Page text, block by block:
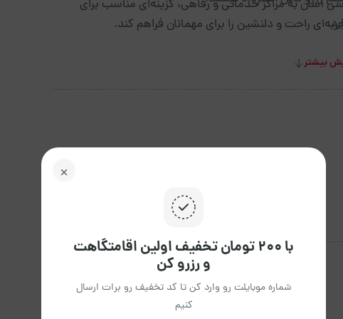
است.
آسان به مراکز خدماتی و رفاهی، گزینه‌ای مناسب برای
راحت و دلنشین را برای مهمانان فراهم کند.
بیشتر
با ۲۰۰ تومان تخفیف اولین اقامتگاهت
و رزرو کن
شماره موبایلت رو وارد کن تا کد تخفیف رو برات ارسال
کنیم